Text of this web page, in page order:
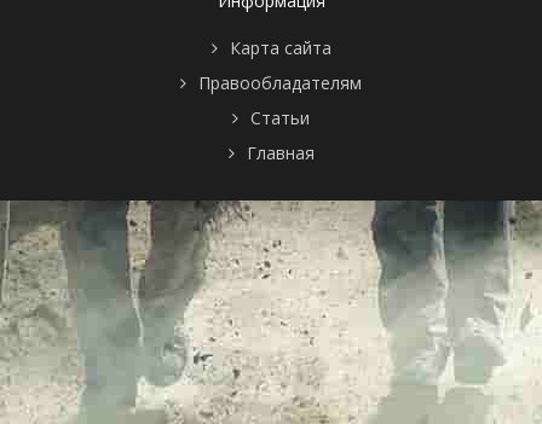
Карта сайта
Правообладателям
Статьи
Главная